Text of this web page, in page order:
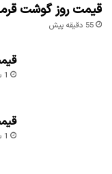
قیمت روز گوشت قرمز در ۱۷
55 دقیقه پیش
قیمت
1 ساعت پیش
قیمت
1 ساعت پیش